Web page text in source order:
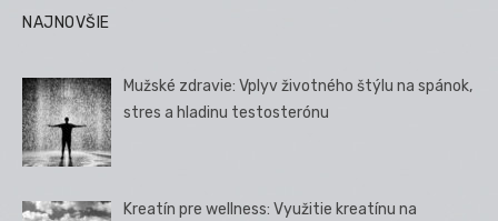
NAJNOVŠIE
Mužské zdravie: Vplyv životného štýlu na spánok,
stres a hladinu testosterónu
Kreatín pre wellness: Využitie kreatínu na